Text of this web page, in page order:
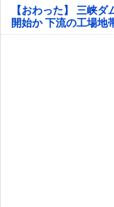
【おわった】 三峡
開始か 下流の工場地